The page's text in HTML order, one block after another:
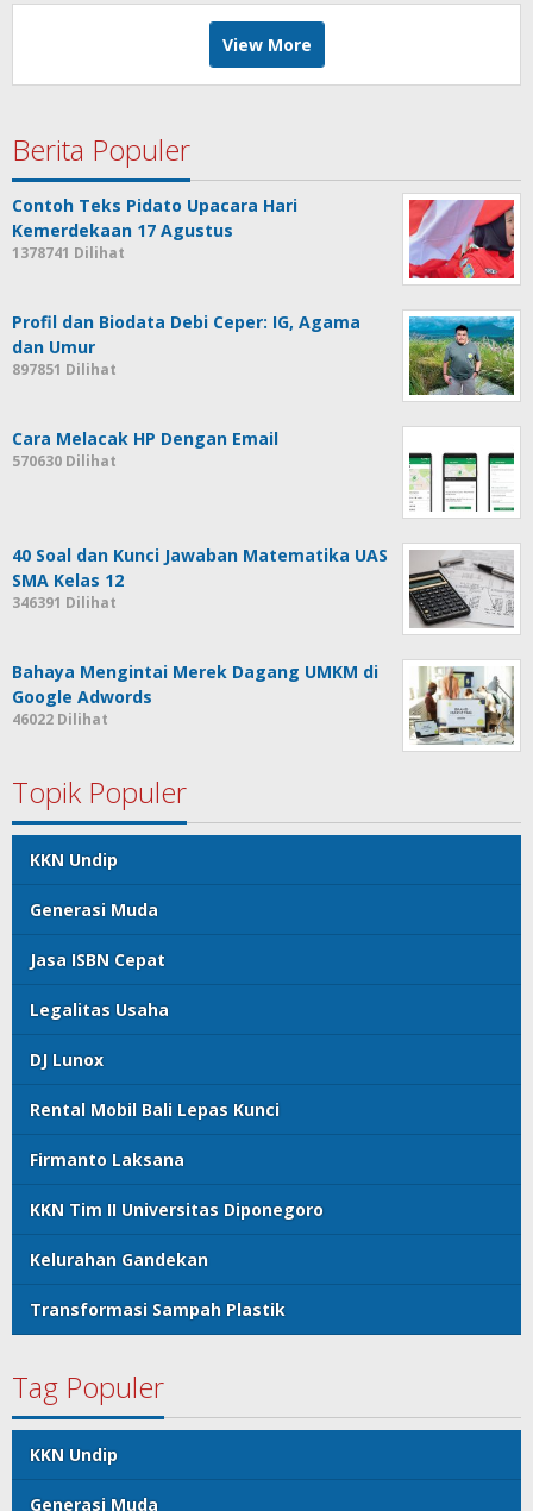
View More
Berita Populer
Contoh Teks Pidato Upacara Hari
Kemerdekaan 17 Agustus
1378741 Dilihat
Profil dan Biodata Debi Ceper: IG, Agama
dan Umur
897851 Dilihat
Cara Melacak HP Dengan Email
570630 Dilihat
40 Soal dan Kunci Jawaban Matematika UAS
SMA Kelas 12
346391 Dilihat
Bahaya Mengintai Merek Dagang UMKM di
Google Adwords
46022 Dilihat
Topik Populer
KKN Undip
Generasi Muda
Jasa ISBN Cepat
Legalitas Usaha
DJ Lunox
Rental Mobil Bali Lepas Kunci
Firmanto Laksana
KKN Tim II Universitas Diponegoro
Kelurahan Gandekan
Transformasi Sampah Plastik
Tag Populer
KKN Undip
Generasi Muda